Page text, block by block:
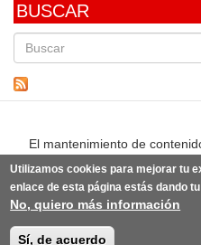
BUSCAR
en
El mantenimiento de
idea original de knoWare y
Utilizamos cookies para mejorar tu
enlace de esta página estás dando
No, quiero más información
Sí, de acuerdo